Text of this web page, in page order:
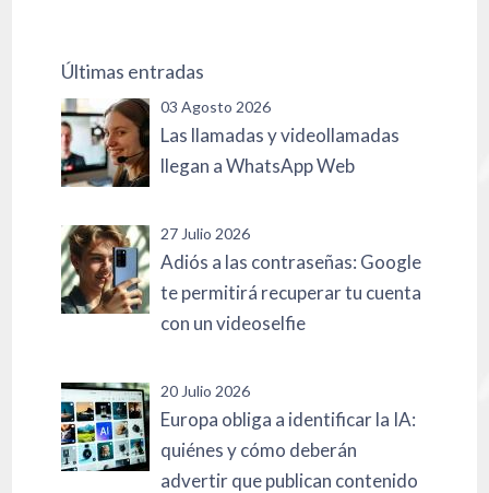
Últimas entradas
03 Agosto 2026
Las llamadas y videollamadas
llegan a WhatsApp Web
27 Julio 2026
Adiós a las contraseñas: Google
te permitirá recuperar tu cuenta
con un videoselfie
20 Julio 2026
Europa obliga a identificar la IA:
quiénes y cómo deberán
advertir que publican contenido